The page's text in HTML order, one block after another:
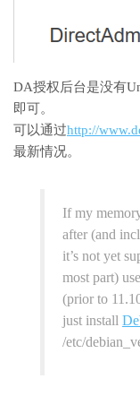
DA授权后台是没有
即可。
可以通过http://
最新情况。
If my
after (and
it’s not yet
most part)
(prior to
just install
/etc/